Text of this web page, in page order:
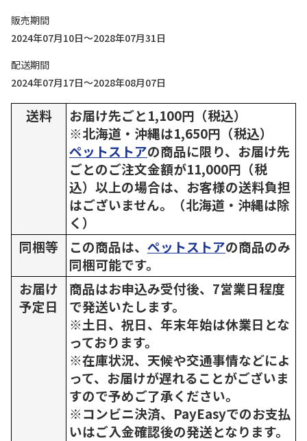
販売期間
2024年07月10日～2028年07月31日
配送期間
2024年07月17日～2028年08月07日
送料
お届け先ごと1,100円（税込）
※北海道・沖縄は1,650円（税込）
ペットストアの商品に限り、お届け先
ごとのご注文金額が11,000円（税
込）以上の場合は、お客様の送料負担
はございません。（北海道・沖縄は除
く）
同梱等
この商品は、 ペットストアの商品のみ
同梱可能です。
お届け
予定日
商品はお申込み受付後、7営業日程度
で発送いたします。
※土日、祝日、年末年始は休業日とな
っております。
※在庫状況、天候や交通事情などによ
って、お届けが遅れることがございま
すので予めご了承ください。
※コンビニ決済、PayEasyでのお支払
いはご入金確認後の発送となります。